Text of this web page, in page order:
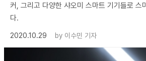
커, 그리고 다양한 샤오미 스마트 기기들로 스
다.
2020.10.29
by 이수민 기자